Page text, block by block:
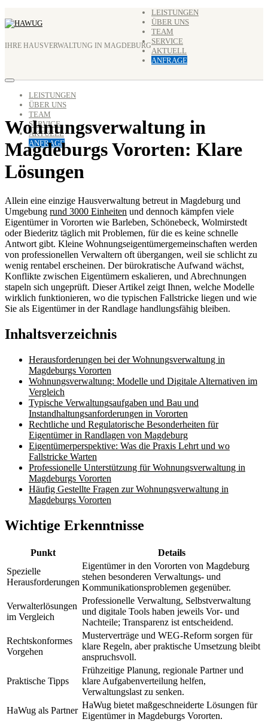
Inhalt
IHRE HAUSVERWALTUNG IN MAGDEBURG
LEISTUNGEN
ÜBER UNS
TEAM
SERVICE
AKTUELL
ANFRAGE
LEISTUNGEN
ÜBER UNS
TEAM
SERVICE
AKTUELL
ANFRAGE
Wohnungsverwaltung in
Magdeburgs Vororten: Klare
Lösungen
Allein eine einzige Hausverwaltung betreut in Magdeburg und
Umgebung rund 3000 Einheiten und dennoch kämpfen viele
Eigentümer in Vororten wie Barleben, Schönebeck, Wolmirstedt
oder Biederitz täglich mit Problemen, für die es keine schnelle
Antwort gibt. Kleine Wohnungseigentümergemeinschaften werden
von professionellen Verwaltern oft übergangen, weil sie schlicht zu
wenig rentabel erscheinen. Der bürokratische Aufwand wächst,
Konflikte zwischen Eigentümern eskalieren, und Abrechnungen
stapeln sich ungeprüft. Dieser Artikel zeigt Ihnen, welche Modelle
wirklich funktionieren, wo die typischen Fallstricke liegen und wie
Sie als Eigentümer in der Randlage handlungsfähig bleiben.
Inhaltsverzeichnis
Herausforderungen bei der Wohnungsverwaltung in
Magdeburgs Vororten
Wohnungsverwaltung: Modelle und Digitale Alternativen im
Vergleich
Typische Verwaltungsaufgaben und Bau und
Instandhaltungsanforderungen in Vororten
Rechtliche und Regulatorische Besonderheiten für
Eigentümer in Randlagen von Magdeburg
Eigentümerperspektive: Was die Praxis Lehrt und wo
Fallstricke Warten
Professionelle Unterstützung für Wohnungsverwaltung in
Magdeburgs Vororten
Häufig Gestellte Fragen zur Wohnungsverwaltung in
Magdeburgs Vororten
Wichtige Erkenntnisse
Punkt
Details
Spezielle
Herausforderungen
Eigentümer in den Vororten von Magdeburg
stehen besonderen Verwaltungs- und
Kommunikationsproblemen gegenüber.
Verwalterlösungen
im Vergleich
Professionelle Verwaltung, Selbstverwaltung
und digitale Tools haben jeweils Vor- und
Nachteile; Transparenz ist entscheidend.
Rechtskonformes
Vorgehen
Musterverträge und WEG-Reform sorgen für
klare Regeln, aber praktische Umsetzung bleibt
anspruchsvoll.
Praktische Tipps
Frühzeitige Planung, regionale Partner und
klare Aufgabenverteilung helfen,
Verwaltungslast zu senken.
HaWug als Partner
HaWug bietet maßgeschneiderte Lösungen für
Eigentümer in Magdeburgs Vororten.